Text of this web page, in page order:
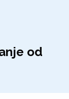
od